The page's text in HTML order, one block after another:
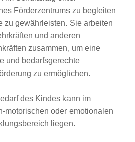
Förderzentrums zu begleiten
zu gewährleisten. Sie arbeiten
und anderen
zusammen, um eine
und bedarfsgerechte
zu ermöglichen.
des Kindes kann im
motorischen oder emotionalen
liegen.